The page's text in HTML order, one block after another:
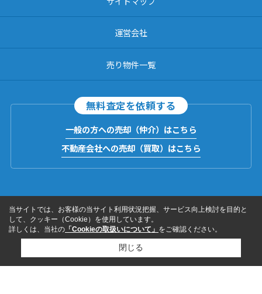
運営会社
売り物件一覧
無料査定を依頼する
一般の方への売却（仲介）はこちら
不動産会社への売却（買取）はこちら
当サイトでは、お客様の当サイト利用状況把握、サービス向上検討を目的と
して、クッキー（Cookie）を使用しています。
詳しくは、当社の 「Cookieの取扱いについて」 をご確認ください。
閉じる